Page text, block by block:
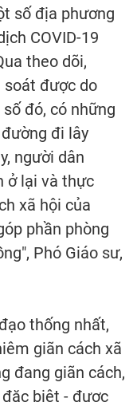
số địa phương
COVID-19
theo dõi,
soát được do
đó, có những
đi lây
người dân
ở lại và thực
xã hội của
phần phòng
Phó Giáo sư,
thống nhất,
giãn cách xã
đang giãn cách,
biệt - được